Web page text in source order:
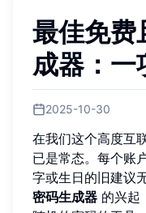
最佳免费
成器：一
2025-10-30
在我们这个高度互
已是常态。每个账
字或生日的旧建议
密码生成器 的兴起